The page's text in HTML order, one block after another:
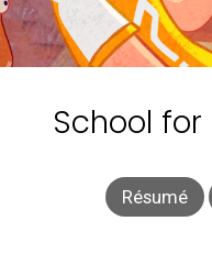
School
Résumé